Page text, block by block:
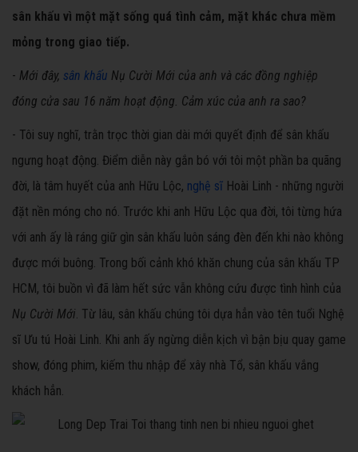
sân khấu vì một mặt sống quá tình cảm, mặt khác chưa mềm
mỏng trong giao tiếp.
- Mới đây, sân khấu Nụ Cười Mới của anh và các đồng nghiệp
đóng cửa sau 16 năm hoạt động. Cảm xúc của anh ra sao?
- Tôi suy nghĩ, trằn trọc thời gian dài mới quyết định để sân khấu
ngưng hoạt động. Điểm diễn này gắn bó với tôi một phần ba quãng
đời, là tâm huyết của anh Hữu Lộc, nghệ sĩ Hoài Linh - những người
đặt nền móng cho nó. Trước khi anh Hữu Lộc qua đời, tôi từng hứa
với anh ấy là ráng giữ gìn sân khấu luôn sáng đèn đến khi nào không
được mới buông. Trong bối cảnh khó khăn chung của sân khấu TP
HCM, tôi buồn vì đã làm hết sức vẫn không cứu được tình hình của
Nụ Cười Mới. Từ lâu, sân khấu chúng tôi dựa hẳn vào tên tuổi Nghệ
sĩ Ưu tú Hoài Linh. Khi anh ấy ngừng diễn kịch vì bận bịu quay game
show, đóng phim, kiếm thu nhập để xây nhà Tổ, sân khấu vắng
khách hẳn.